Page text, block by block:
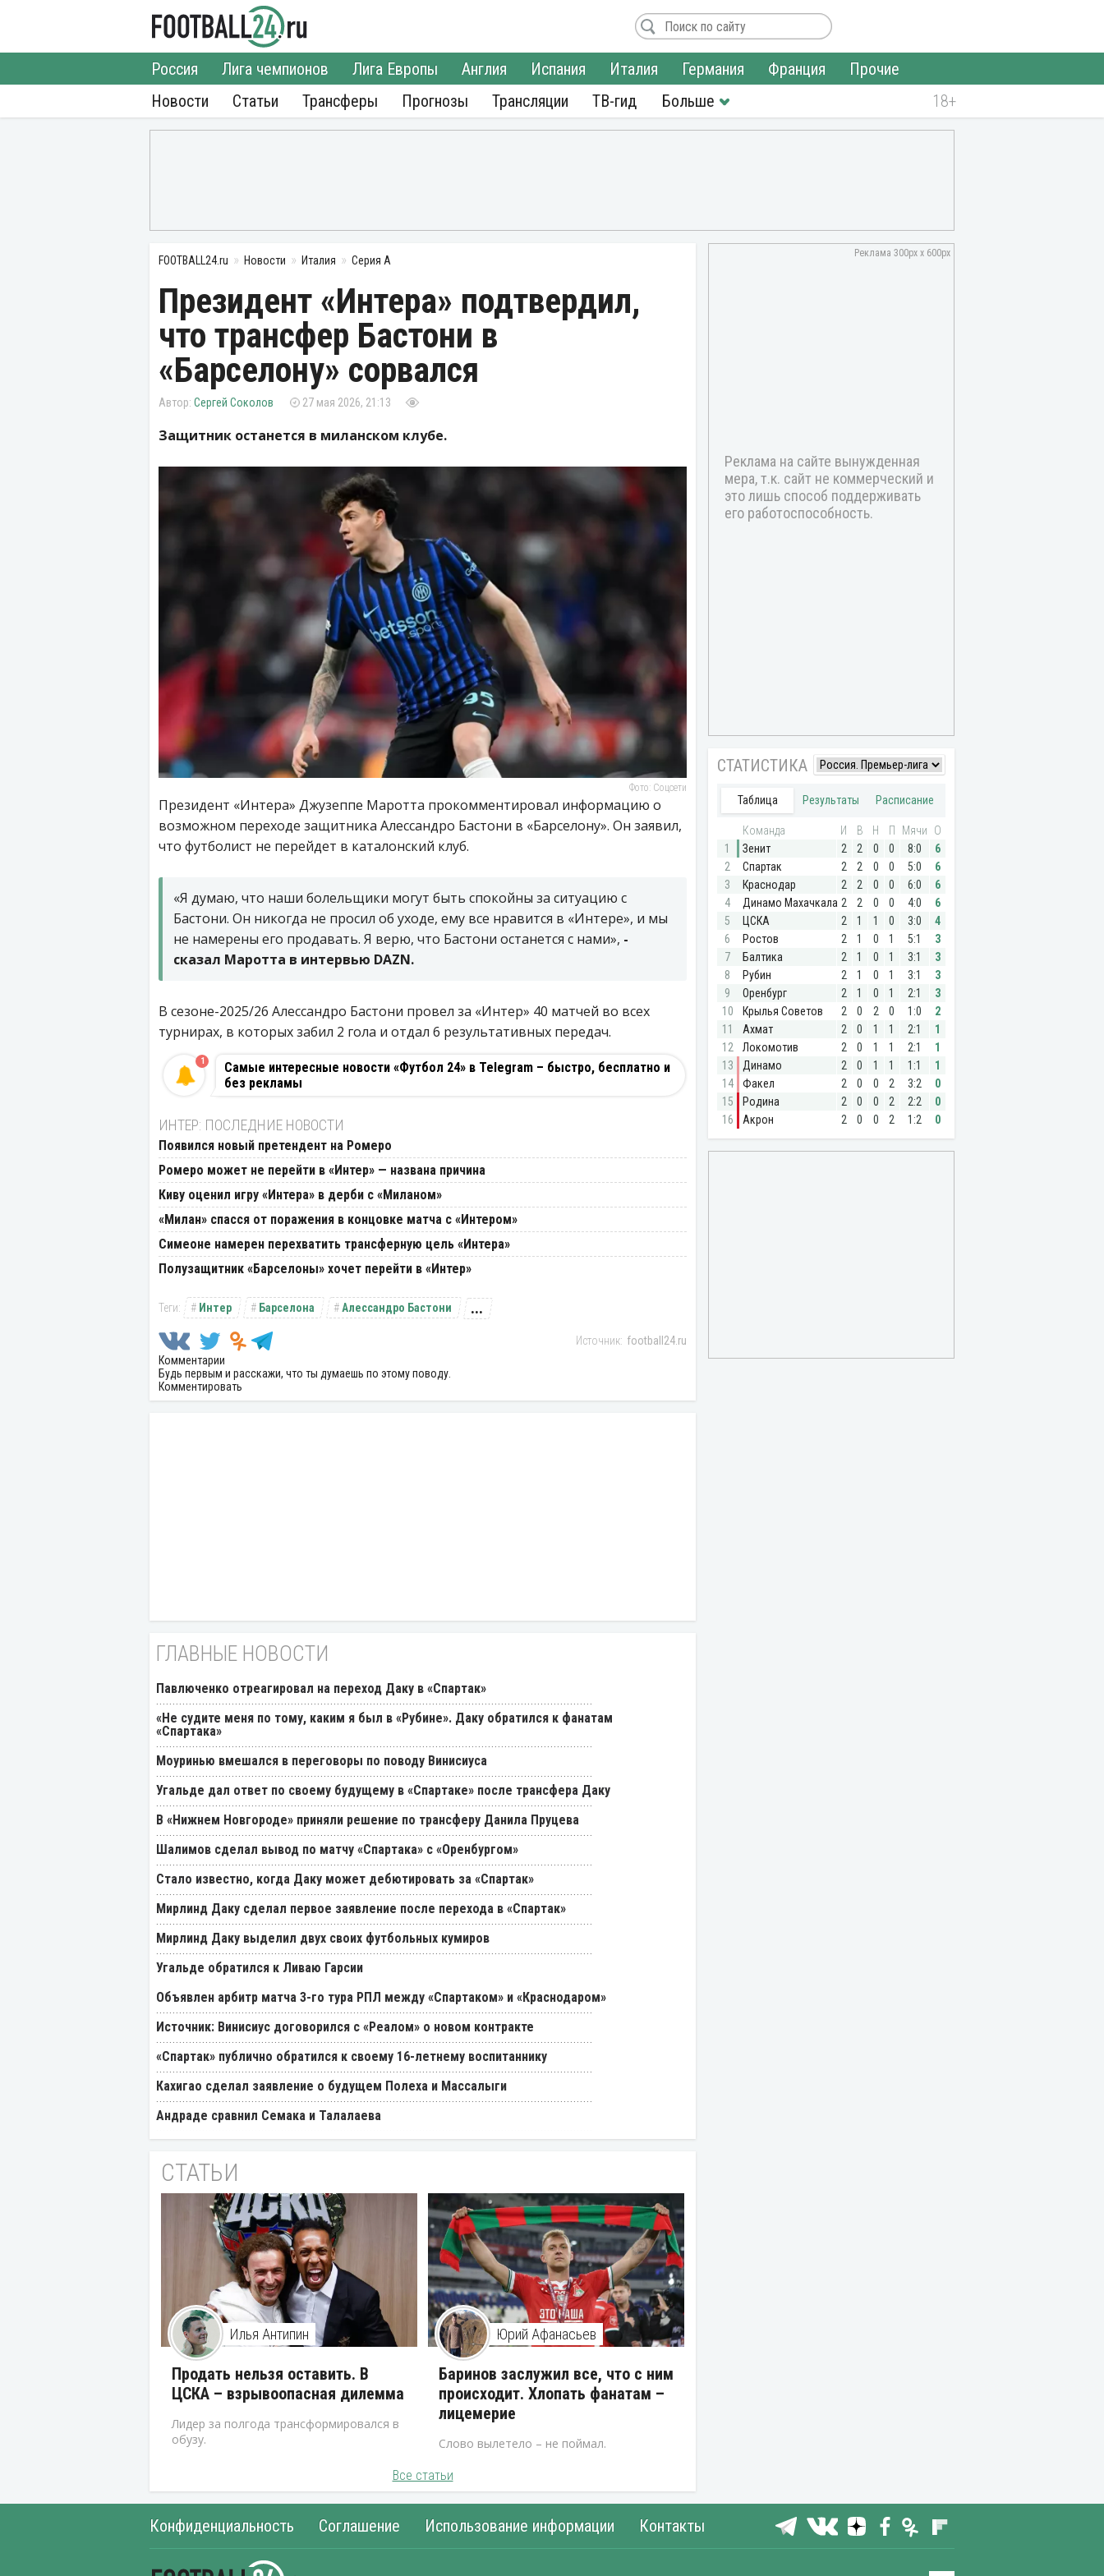
Новости
Россия Лига чемпионов Лига Европы Англия Испания Италия Германия Франция
Прочие
Статьи
Трансферы Прогнозы Трансляции ТВ-гид
FOOTBALL24.ru Новости Италия Серия А
Президент «Интера» подтвердил,
что трансфер Бастони в
«Барселону» сорвался
Сергей Соколов 27 мая 2026, 21:13
Защитник останется в миланском клубе.
Фото: Соцсети
Президент «Интера» Джузеппе Маротта прокомментировал информацию о
возможном переходе защитника Алессандро Бастони в «Барселону». Он заявил,
что футболист не перейдет в каталонский клуб.
«Я думаю, что наши болельщики могут быть спокойны за ситуацию с
Бастони. Он никогда не просил об уходе, ему все нравится в «Интере», и мы
не намерены его продавать. Я верю, что Бастони останется с нами», -
сказал Маротта в интервью DAZN.
В сезоне-2025/26 Алессандро Бастони провел за «Интер» 40 матчей во всех
турнирах, в которых забил 2 гола и отдал 6 результативных передач.
Самые интересные новости «Футбол 24» в Telegram – быстро, бесплатно и
без рекламы
1
ИНТЕР: ПОСЛЕДНИЕ НОВОСТИ
Появился новый претендент на Ромеро
Ромеро может не перейти в «Интер» — названа причина
Киву оценил игру «Интера» в дерби с «Миланом»
«Милан» спасся от поражения в концовке матча с «Интером»
Симеоне намерен перехватить трансферную цель «Интера»
Полузащитник «Барселоны» хочет перейти в «Интер»
Интер Барселона Алессандро Бастони ...
football24.ru
Комментарии
Будь первым и расскажи, что ты думаешь по этому поводу.
Комментировать
ГЛАВНЫЕ НОВОСТИ
Павлюченко отреагировал на переход Даку в «Спартак»
«Не судите меня по тому, каким я был в «Рубине». Даку обратился к фанатам
«Спартака»
Моуринью вмешался в переговоры по поводу Винисиуса
Угальде дал ответ по своему будущему в «Спартаке» после трансфера Даку
В «Нижнем Новгороде» приняли решение по трансферу Данила Пруцева
Шалимов сделал вывод по матчу «Спартака» с «Оренбургом»
Стало известно, когда Даку может дебютировать за «Спартак»
Мирлинд Даку сделал первое заявление после перехода в «Спартак»
Мирлинд Даку выделил двух своих футбольных кумиров
Угальде обратился к Ливаю Гарсии
Объявлен арбитр матча 3-го тура РПЛ между «Спартаком» и «Краснодаром»
Источник: Винисиус договорился с «Реалом» о новом контракте
«Спартак» публично обратился к своему 16-летнему воспитаннику
Кахигао сделал заявление о будущем Полеха и Массалыги
Андраде сравнил Семака и Талалаева
СТАТЬИ
Илья Антипин
Продать нельзя оставить. В
ЦСКА – взрывоопасная дилемма
Лидер за полгода трансформировался в
обузу.
Юрий Афанасьев
Баринов заслужил все, что с ним
происходит. Хлопать фанатам –
лицемерие
Слово вылетело – не поймал.
Все статьи
Конфиденциальность Соглашение Использование информации Контакты